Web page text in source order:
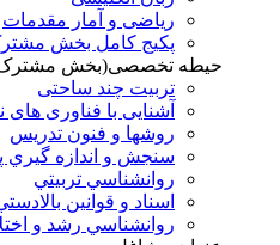
ریاضی و آمار مقدمات
پکیج کامل بخش
حیطه تخصصی(بخش
تربیت چند ساحتی
آشنایی با فناوری
روشها و فنون تدريس
سنجش و اندازه
روانشناسي تربيتي
اسناد و قوانين
روانشناسي رشد و